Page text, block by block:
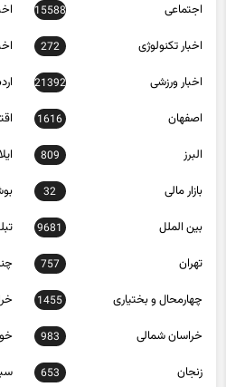
اجتماعی 15588
اخبار تکنولوژی 272
اخبار ورزشی 21392
اصفهان 1616
البرز 809
بازار مالی 32
بین الملل 9681
تهران 757
چهارمحال و بختیاری 1455
خراسان شمالی 983
زنجان 653